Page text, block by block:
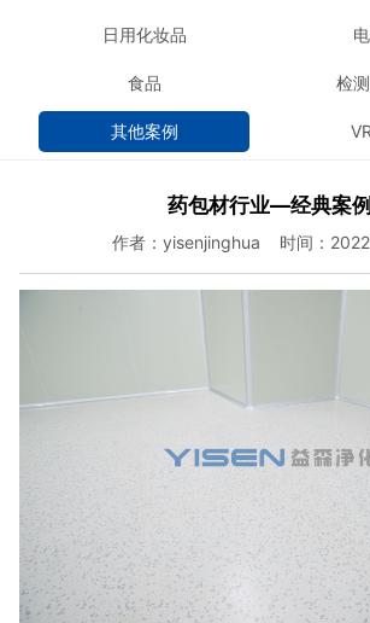
日用化妆品
食品 检
其他案例
药包材行业—经典案例
作者：yisenjinghua 时间：